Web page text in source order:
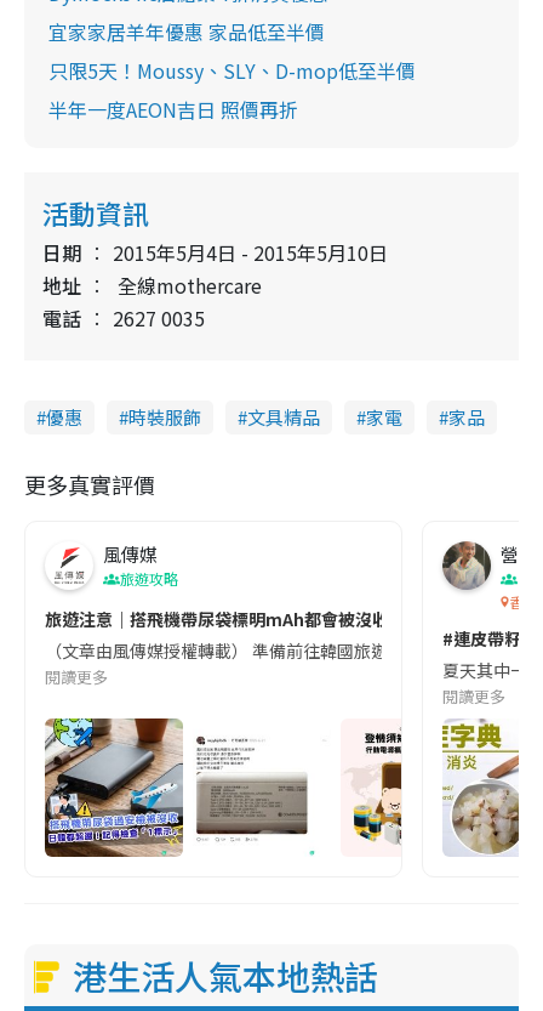
宜家家居羊年優惠 家品低至半價
只限5天！Moussy、SLY、D-mop低至半價
半年一度AEON吉日 照價再折
活動資訊
日期
2015年5月4日 - 2015年5月10日
地址
全線mothercare
電話
2627 0035
優惠 時裝服飾 文具精品 家電 家品
更多真實評價
風傳媒
旅遊攻略
旅遊注意｜搭飛機帶尿袋標明mAh都會被沒收😱出發前切記檢查
（文章由風傳媒授權轉載） 準備前往韓國旅遊的民眾，近期要
閱讀更多
營養
香港
#連皮帶籽
夏天其中一
閱讀更多
港生活人氣本地熱話